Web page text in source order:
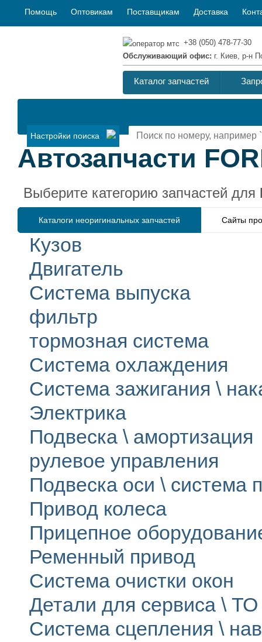
Помощь Оптовикам Поставщикам Доставка
+38 (050) 478-77-30
Обслуживающий офис: г. Киев, р-н
Каталог запчастей
Настройки поиска
Автозапчасти
Выберите категорию запчастей для
Каталоги неоригинальных запчастей Сайты
Кузов
Двигатель
Система выпуска
фильтр
тормозная система
Система охлаждения
Система зажигания \
Электрика
Подвеска \ амортизация
рулевое управления
Подвеска оси \ система
Привод колеса
Прицепное
Ременный привод
Система очистки окон
Детали для сервиса \ ТО
Система сцепления \